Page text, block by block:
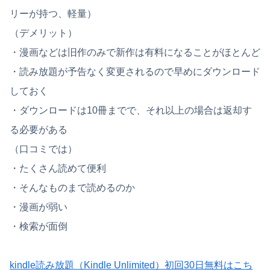
リーが持つ、軽量）
（デメリット）
・漫画などは旧作のみで新作は有料になることがほとんど
・読み放題が予告なく変更されるので早めにダウンロード
しておく
・ダウンロードは10冊までで、それ以上の場合は返却す
る必要がある
（口コミでは）
・たくさん読めて便利
・そんなものまで読めるのか
・漫画が弱い
・検索が面倒
kindle読み放題（Kindle Unlimited）初回30日無料はこち